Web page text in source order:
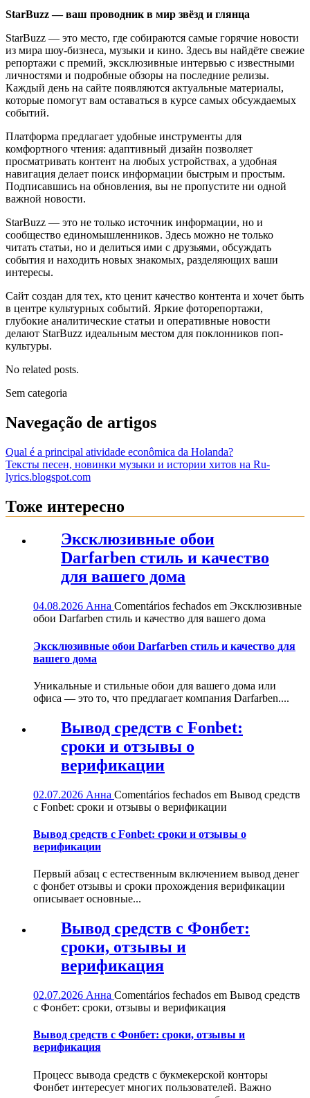
StarBuzz — ваш проводник в мир звёзд и глянца
StarBuzz — это место, где собираются самые горячие новости
из мира шоу-бизнеса, музыки и кино. Здесь вы найдёте свежие
репортажи с премий, эксклюзивные интервью с известными
личностями и подробные обзоры на последние релизы.
Каждый день на сайте появляются актуальные материалы,
которые помогут вам оставаться в курсе самых обсуждаемых
событий.
Платформа предлагает удобные инструменты для
комфортного чтения: адаптивный дизайн позволяет
просматривать контент на любых устройствах, а удобная
навигация делает поиск информации быстрым и простым.
Подписавшись на обновления, вы не пропустите ни одной
важной новости.
StarBuzz — это не только источник информации, но и
сообщество единомышленников. Здесь можно не только
читать статьи, но и делиться ими с друзьями, обсуждать
события и находить новых знакомых, разделяющих ваши
интересы.
Сайт создан для тех, кто ценит качество контента и хочет быть
в центре культурных событий. Яркие фоторепортажи,
глубокие аналитические статьи и оперативные новости
делают StarBuzz идеальным местом для поклонников поп-
культуры.
No related posts.
Sem categoria
Navegação de artigos
Qual é a principal atividade econômica da Holanda?
Тексты песен, новинки музыки и истории хитов на Ru-
lyrics.blogspot.com
Тоже интересно
Эксклюзивные обои
Darfarben стиль и качество
для вашего дома
04.08.2026 Анна Comentários fechados em Эксклюзивные
обои Darfarben стиль и качество для вашего дома
Эксклюзивные обои Darfarben стиль и качество для
вашего дома
Уникальные и стильные обои для вашего дома или
офиса — это то, что предлагает компания Darfarben....
Вывод средств с Fonbet:
сроки и отзывы о
верификации
02.07.2026 Анна Comentários fechados em Вывод средств
с Fonbet: сроки и отзывы о верификации
Вывод средств с Fonbet: сроки и отзывы о
верификации
Первый абзац с естественным включением вывод денег
с фонбет отзывы и сроки прохождения верификации
описывает основные...
Вывод средств с Фонбет:
сроки, отзывы и
верификация
02.07.2026 Анна Comentários fechados em Вывод средств
с Фонбет: сроки, отзывы и верификация
Вывод средств с Фонбет: сроки, отзывы и
верификация
Процесс вывода средств с букмекерской конторы
Фонбет интересует многих пользователей. Важно